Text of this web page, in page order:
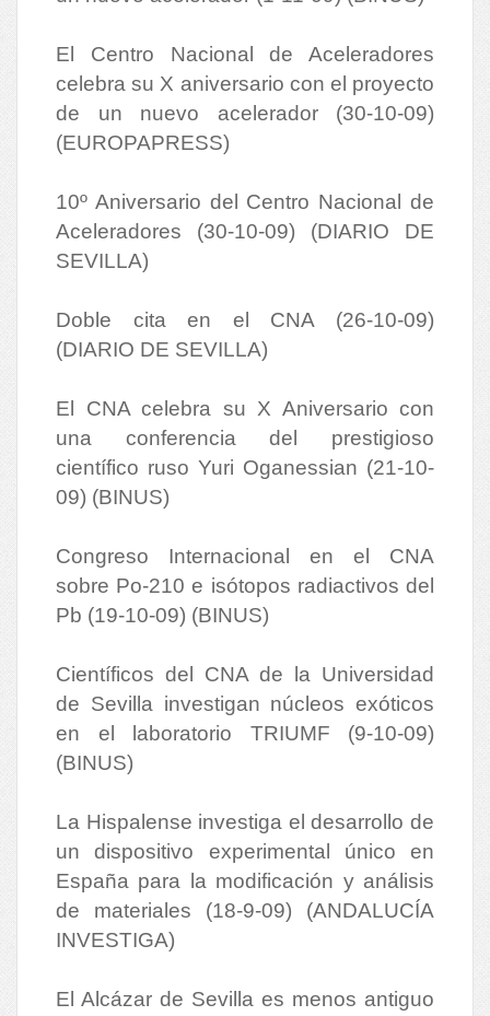
El Centro Nacional de Aceleradores
celebra su X aniversario con el proyecto
de un nuevo acelerador (30-10-09)
(EUROPAPRESS)
10º Aniversario del Centro Nacional de
Aceleradores (30-10-09) (DIARIO DE
SEVILLA)
Doble cita en el CNA (26-10-09)
(DIARIO DE SEVILLA)
El CNA celebra su X Aniversario con
una conferencia del prestigioso
científico ruso Yuri Oganessian (21-10-
09) (BINUS)
Congreso Internacional en el CNA
sobre Po-210 e isótopos radiactivos del
Pb (19-10-09) (BINUS)
Científicos del CNA de la Universidad
de Sevilla investigan núcleos exóticos
en el laboratorio TRIUMF (9-10-09)
(BINUS)
La Hispalense investiga el desarrollo de
un dispositivo experimental único en
España para la modificación y análisis
de materiales (18-9-09) (ANDALUCÍA
INVESTIGA)
El Alcázar de Sevilla es menos antiguo